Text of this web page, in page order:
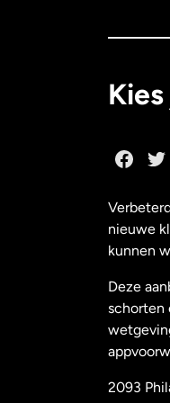
nieuwe
kunnen
Deze
schorten
2093